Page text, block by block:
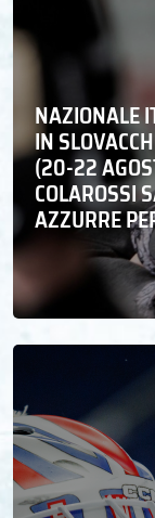
NAZIONALE
IN
(20-22
COLAROSSI
AZZURRE